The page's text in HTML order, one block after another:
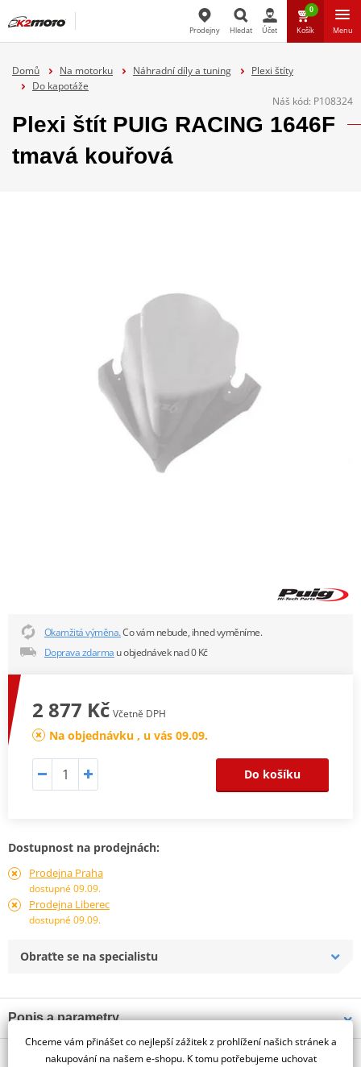
Prodejny Hledat Účet
0
Košík Menu
Domů Na motorku Náhradní díly a tuning
Plexi štíty
Do kapotáže
Náš kód: P108324
Plexi štít PUIG RACING 1646F
tmavá kouřová
Okamžitá výměna.Co vám nebude, ihned vyměníme.
Doprava zdarma u objednávek nad 0 Kč
2 877 Kč Včetně DPH
Na objednávku , u vás 09.09.
Do košíku
Dostupnost na prodejnách:
Prodejna Praha
dostupné 09.09.
Prodejna Liberec
dostupné 09.09.
Obraťte se na specialistu
Popis a parametry
Jsme autorizovaný
dealer značky PUIG
O výrobci
Chceme vám přinášet co nejlepší zážitek z prohlížení našich stránek a
nakupování na našem e-shopu. K tomu potřebujeme uchovat